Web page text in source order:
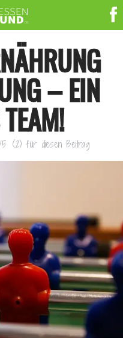
– EIN
5 (2) für diesen Beitrag